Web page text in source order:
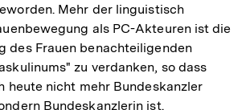
Mehr der linguistisch
als PC-Akteuren ist die
des Frauen benachteiligenden
zu verdanken, so dass
heute nicht mehr Bundeskanzler
Bundeskanzlerin ist.